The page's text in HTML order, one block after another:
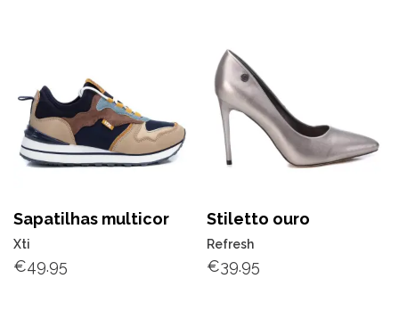
Sapatilhas multicor
Xti
€49.95
Stiletto ouro
Refresh
€39.95